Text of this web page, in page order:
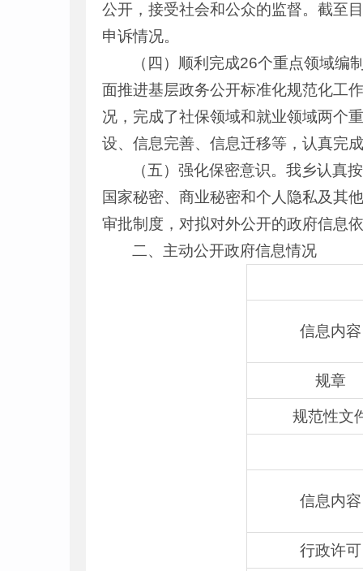
公开，接受社会和公众的监督。截至
申诉情况。
（四）顺利完成26个重点领域
面推进基层政务公开标准化规范化工
况，完成了社保领域和就业领域两个
设、信息完善、信息迁移等，认真完
（五）强化保密意识。我乡认真
国家秘密、商业秘密和个人隐私及其
审批制度，对拟对外公开的政府信息
二、主动公开政府信息情况
信息内容
规章
规范性文
信息内容
行政许可